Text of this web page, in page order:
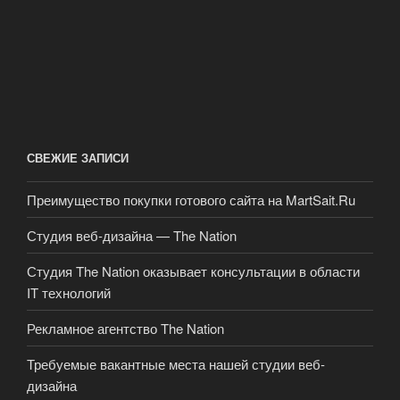
СВЕЖИЕ ЗАПИСИ
Преимущество покупки готового сайта на MartSait.Ru
Студия веб-дизайна — The Nation
Студия The Nation оказывает консультации в области
IT технологий
Рекламное агентство The Nation
Требуемые вакантные места нашей студии веб-
дизайна